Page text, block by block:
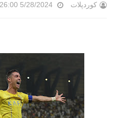
کوردپلات 5/28/2024 07:26:00 ص